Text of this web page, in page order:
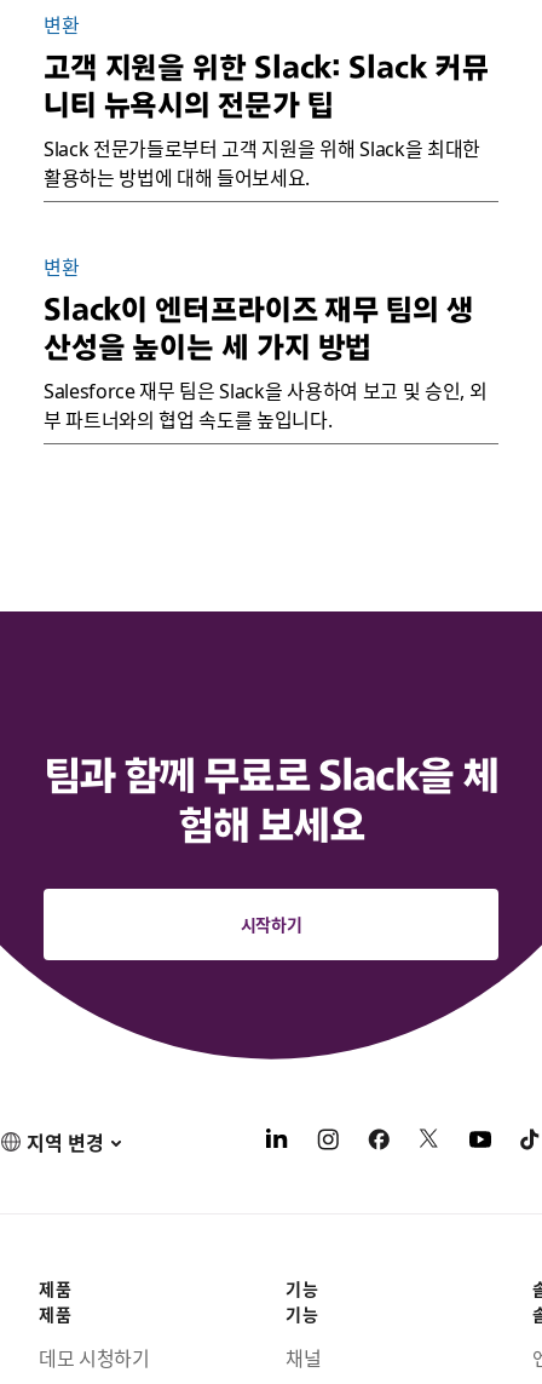
변환
고객 지원을 위한 Slack: Slack 커뮤
니티 뉴욕시의 전문가 팁
Slack 전문가들로부터 고객 지원을 위해 Slack을 최대한
활용하는 방법에 대해 들어보세요.
변환
Slack이 엔터프라이즈 재무 팀의 생
산성을 높이는 세 가지 방법
Salesforce 재무 팀은 Slack을 사용하여 보고 및 승인, 외
부 파트너와의 협업 속도를 높입니다.
팀과 함께 무료로 Slack을 체
험해 보세요
시작하기
지역 변경
제품
제품
데모 시청하기
기능
기능
채널